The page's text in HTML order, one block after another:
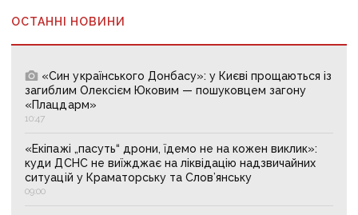
ОСТАННІ НОВИНИ
«Син українського Донбасу»: у Києві прощаються із
загиблим Олексієм Юковим — пошуковцем загону
«Плацдарм»
10:47
«Екіпажі „пасуть“ дрони, їдемо не на кожен виклик»:
куди ДСНС не виїжджає на ліквідацію надзвичайних
ситуацій у Краматорську та Слов’янську
09:00